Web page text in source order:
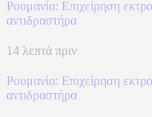
Ρουμανία: Επιχείρηση
αντιδραστήρα
14 λεπτά πριν
Ρουμανία: Επιχείρηση
αντιδραστήρα